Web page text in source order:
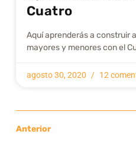
Cuatro
Aquí aprenderás a construir
mayores y menores con el
agosto 30, 2020 12
Anterior